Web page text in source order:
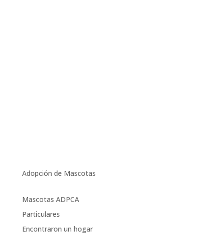
Adopción de Mascotas
Mascotas ADPCA
Particulares
Encontraron un hogar